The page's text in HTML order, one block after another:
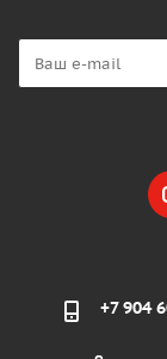
+7 904